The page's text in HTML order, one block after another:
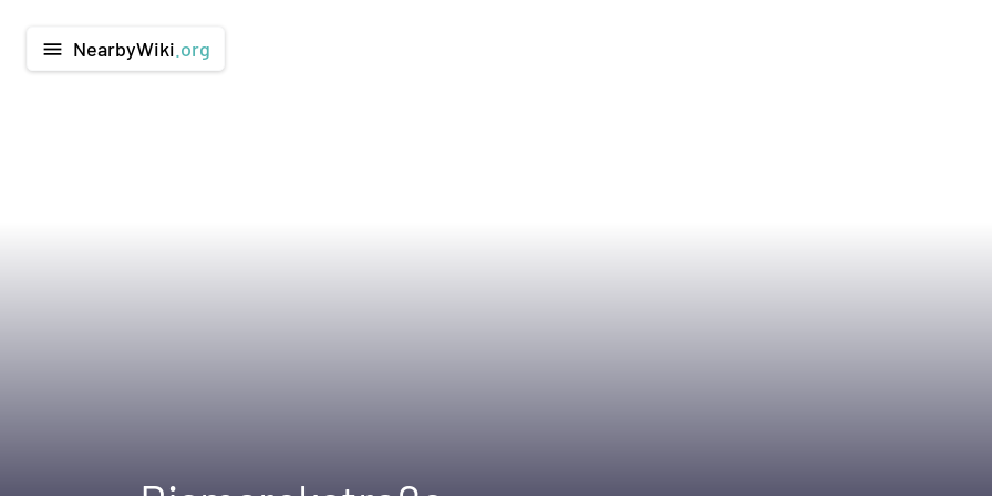
menu NearbyWiki .org